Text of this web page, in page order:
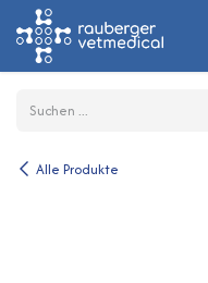
Zum Inhalt springen
Alle Produkte